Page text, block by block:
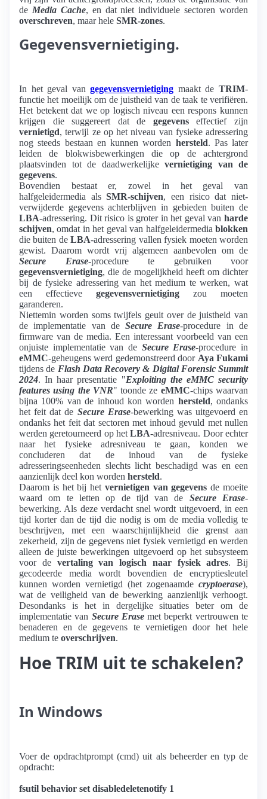
de Media Cache, en dat niet individuele sectoren worden
overschreven, maar hele SMR-zones.
Gegevensvernietiging.
In het geval vangegevensvernietiging maakt deTRIM-
functie het moeilijk om de juistheid van de taak te verifiëren.
Het betekent dat we op logisch niveau een respons kunnen
krijgen die suggereert dat de gegevenseffectief zijn
vernietigd, terwijl ze op het niveau van fysieke adressering
nog steeds bestaan ​​en kunnen worden hersteld. Pas later
leiden de blokwisbewerkingen die op de achtergrond
plaatsvinden tot de daadwerkelijke vernietiging van de
gegevens.
Bovendien bestaat er, zowel in het geval van
halfgeleidermedia alsSMR-schijven, een risico dat niet-
verwijderde gegevens achterblijven in gebieden buiten de
LBA-adressering. Dit risico is groter in het geval van harde
schijven, omdat in het geval van halfgeleidermedia blokken
die buiten deLBA-adressering vallen fysiek moeten worden
gewist. Daarom wordt vrij algemeen aanbevolen om de
Secure Erase-procedure te gebruiken voor
gegevensvernietiging, die de mogelijkheid heeft om dichter
bij de fysieke adressering van het medium te werken, wat
een effectieve gegevensvernietiging zou moeten
garanderen.
Niettemin worden soms twijfels geuit over de juistheid van
de implementatie van deSecure Erase-procedure in de
firmware van de media. Een interessant voorbeeld van een
onjuiste implementatie van de Secure Erase-procedure in
eMMC-geheugens werd gedemonstreerd door Aya Fukami
tijdens de Flash Data Recovery & Digital Forensic Summit
2024. In haar presentatie "Exploiting the eMMC security
features using the VNR" toonde ze eMMC-chips waarvan
bijna 100% van de inhoud kon worden hersteld, ondanks
het feit dat de Secure Erase-bewerking was uitgevoerd en
ondanks het feit dat sectoren met inhoud gevuld met nullen
werden geretourneerd op hetLBA-adresniveau. Door echter
naar het fysieke adresniveau te gaan, konden we
concluderen dat de inhoud van de fysieke
adresseringseenheden slechts licht beschadigd was en een
aanzienlijk deel kon worden hersteld.
Daarom is het bij het vernietigen van gegevens de moeite
waard om te letten op de tijd van de Secure Erase-
bewerking. Als deze verdacht snel wordt uitgevoerd, in een
tijd korter dan de tijd die nodig is om de media volledig te
beschrijven, met een waarschijnlijkheid die grenst aan
zekerheid, zijn de gegevens niet fysiek vernietigd en werden
alleen de juiste bewerkingen uitgevoerd op het subsysteem
voor de vertaling van logisch naar fysiek adres. Bij
gecodeerde media wordt bovendien de encryptiesleutel
kunnen worden vernietigd (het zogenaamde cryptoerase),
wat de veiligheid van de bewerking aanzienlijk verhoogt.
Desondanks is het in dergelijke situaties beter om de
implementatie van Secure Erasemet beperkt vertrouwen te
benaderen en de gegevens te vernietigen door het hele
medium te overschrijven.
Hoe TRIM uit te schakelen?
In Windows
Voer de opdrachtprompt (cmd) uit als beheerder en typ de
opdracht:
fsutil behavior set disabledeletenotify 1